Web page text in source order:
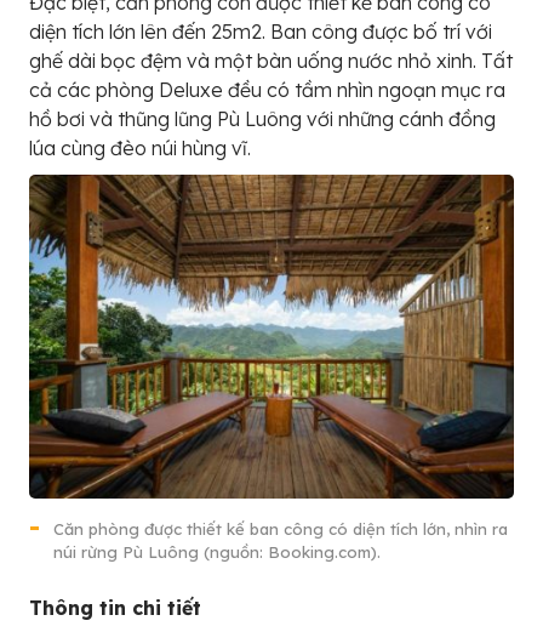
diện tích lớn lên đến 25m2. Ban công được bố trí với
ghế dài bọc đệm và một bàn uống nước nhỏ xinh. Tất
cả các phòng Deluxe đều có tầm nhìn ngoạn mục ra
hồ bơi và thũng lũng Pù Luông với những cánh đồng
lúa cùng đèo núi hùng vĩ.
Căn phòng được thiết kế ban công có diện tích lớn, nhìn ra
núi rừng Pù Luông (nguồn: Booking.com).
Thông tin chi tiết